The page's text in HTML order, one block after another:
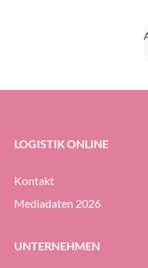
LOGISTIK ONLINE
Kontakt
Mediadaten 2026
UNTERNEHMEN